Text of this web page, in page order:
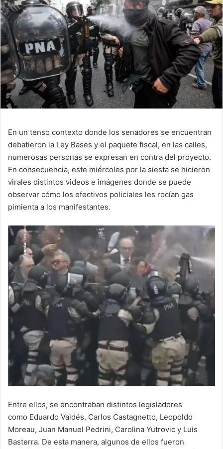
En un tenso contexto donde los senadores se encuentran
debatieron la Ley Bases y el paquete fiscal, en las calles,
numerosas personas se expresan en contra del proyecto.
En consecuencia, este miércoles por la siesta se hicieron
virales distintos videos e imágenes donde se puede
observar cómo los efectivos policiales les rocían gas
pimienta a los manifestantes.
Entre ellos, se encontraban distintos legisladores
como Eduardo Valdés, Carlos Castagnetto, Leopoldo
Moreau, Juan Manuel Pedrini, Carolina Yutrovic y Luis
Basterra. De esta manera, algunos de ellos fueron